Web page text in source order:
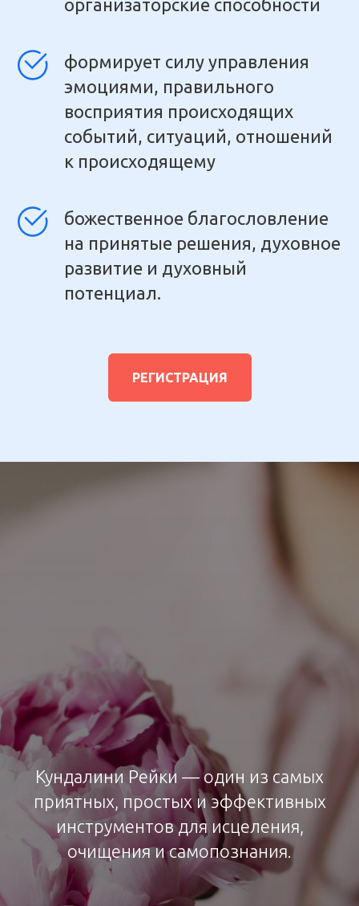
организаторские способности
формирует силу управления
эмоциями, правильного
восприятия происходящих
событий, ситуаций, отношений
к происходящему
божественное благословление
на принятые решения, духовное
развитие и духовный
потенциал.
РЕГИСТРАЦИЯ
Кундалини Рейки — один из самых
приятных, простых и эффективных
инструментов для исцеления,
очищения и самопознания.